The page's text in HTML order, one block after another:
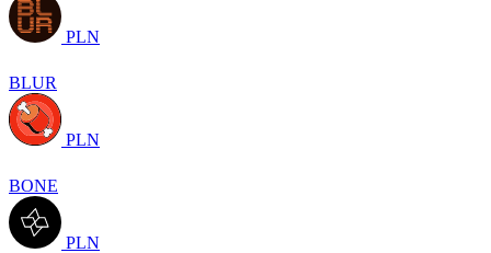
PLN
BLUR
PLN
BONE
PLN